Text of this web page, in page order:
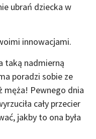
ubrań dziecka w
innowacjami.
taką nadmierną
poradzi sobie ze
Pewnego dnia
cały przecier
jakby to ona była